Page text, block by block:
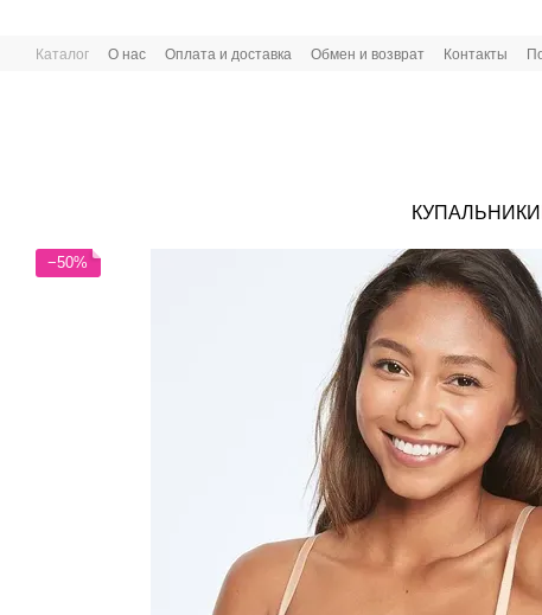
Каталог О нас Оплата и доставка Обмен и возврат Контакты
КУПАЛЬНИКИ
−50%